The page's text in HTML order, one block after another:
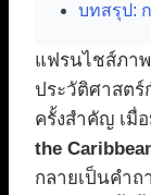
บทสรุป:
แฟรนไชส์ภา
ประวัติศาสตร์
ครั้งสำคัญ เมื่
the
กลายเป็นคำ